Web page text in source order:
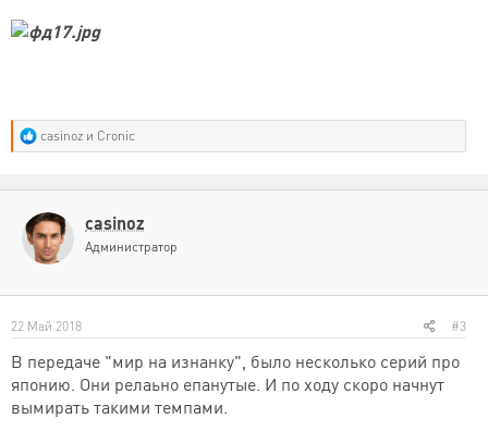
Р
е
и
и
:
casinoz и Cronic
casinoz
Администратор
22 Май 2018 #3
В передаче "мир на изнанку", было несколько серий про
японию. Они релаьно епанутые. И по ходу скоро начнут
вымирать такими темпами.